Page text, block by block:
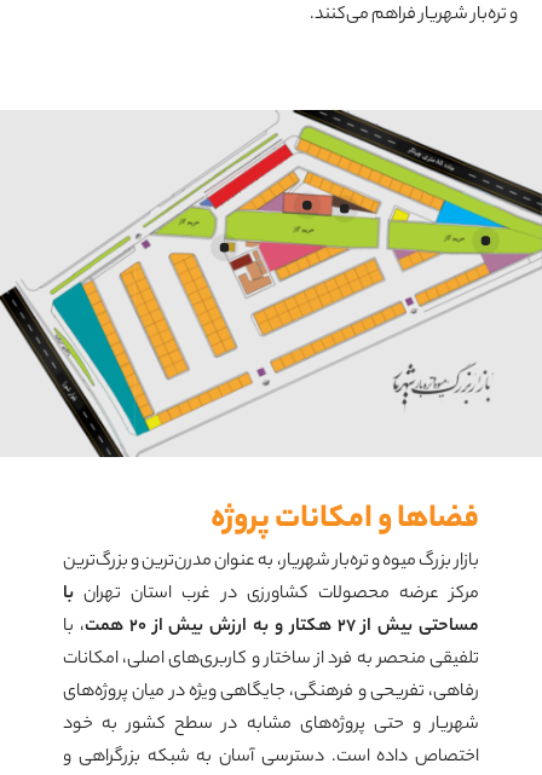
و تره‌بار شهریار فراهم می‌کنند.
فضاها و امکانات پروژه
بازار بزرگ میوه و تره‌بار شهریار، به عنوان مدرن‌ترین و بزرگ‌ترین
مرکز عرضه محصولات کشاورزی در غرب استان تهران با
مساحتی بیش از ۲۷ هکتار و به ارزش بیش از ۲۰ همت
، با
تلفیقی منحصر به فرد از ساختار و کاربری‌های اصلی، امکانات
رفاهی، تفریحی و فرهنگی، جایگاهی ویژه در میان پروژه‌های
شهریار و حتی پروژه‌های مشابه در سطح کشور به خود
اختصاص داده است. دسترسی آسان به شبکه بزرگراهی و